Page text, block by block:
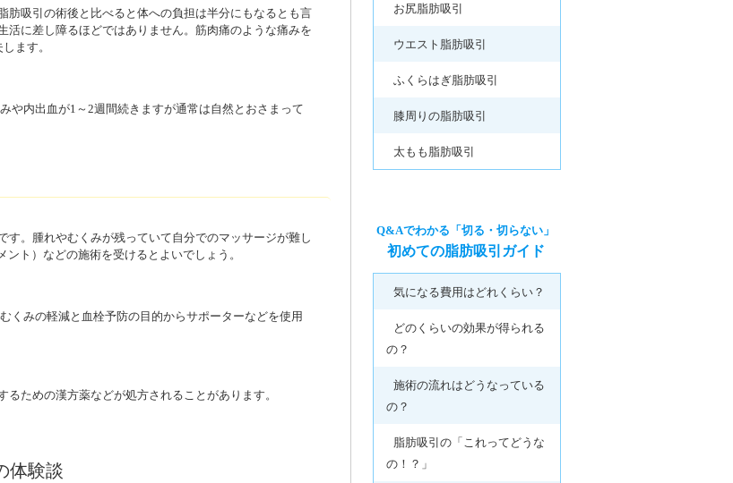
肪吸引の術後と比べると体への負担は半分にもなるとも言
活に差し障るほどではありません。筋肉痛のような痛みを
ます。
や内出血が1～2週間続きますが通常は自然とおさまって
。腫れやむくみが残っていて自分でのマッサージが難し
ト）などの施術を受けるとよいでしょう。
くみの軽減と血栓予防の目的からサポーターなどを使用
ための漢方薬などが処方されることがあります。
体験談
お尻脂肪吸引
ウエスト脂肪吸引
ふくらはぎ脂肪吸引
膝周りの脂肪吸引
太もも脂肪吸引
Q&Aでわかる「切る・切らない」
初めての脂肪吸引ガイド
気になる費用はどれくらい？
どのくらいの効果が得られる
の？
施術の流れはどうなっている
の？
脂肪吸引の「これってどうな
の！？」